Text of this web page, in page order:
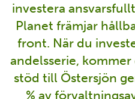
investera
Planet främjar
front. När du
andelsserie,
stöd till Östersjön
% av